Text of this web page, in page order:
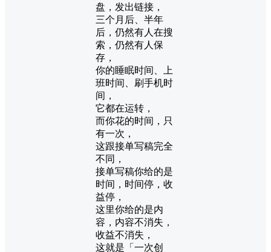
盘，发出链接，
三个月后、半年
后，仍然有人在搜
索，仍然有人保
存，
你的睡眠时间、上
班时间、刷手机时
间，
它都在运转，
而你花的时间，只
有一次，
这跟接单写稿完全
不同，
接单写稿你给的是
时间，时间停，收
益停，
这里你给的是内
容，内容不消失，
收益不消失，
这就是「一次创